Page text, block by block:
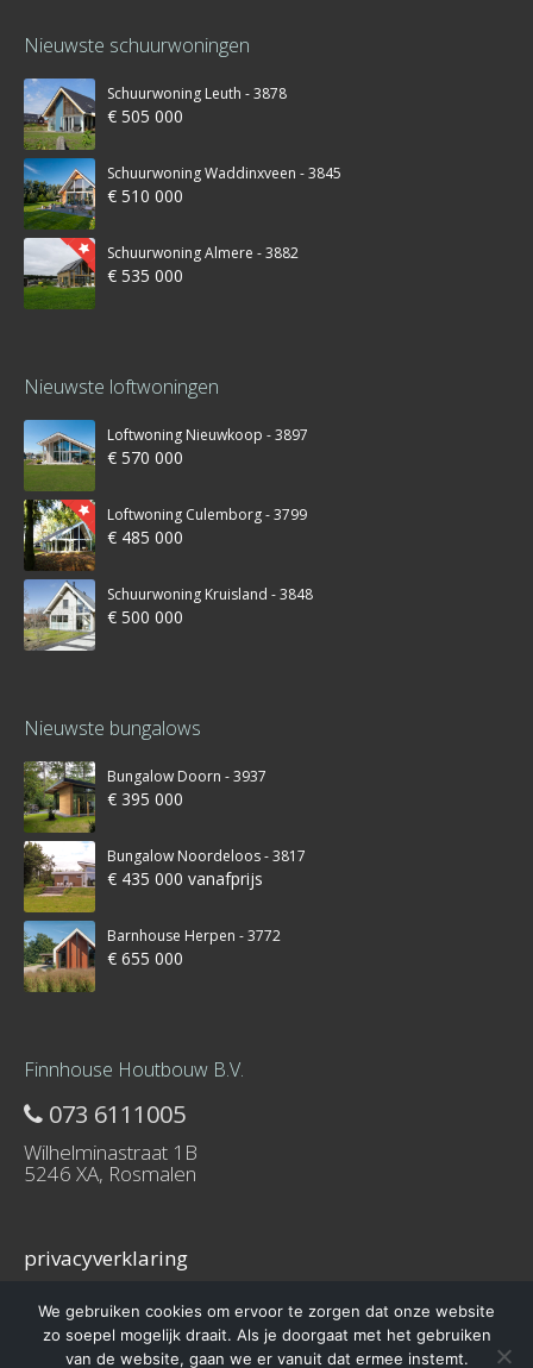
Nieuwste schuurwoningen
Schuurwoning Leuth - 3878
€ 505 000
Schuurwoning Waddinxveen - 3845
€ 510 000
Schuurwoning Almere - 3882
€ 535 000
Nieuwste loftwoningen
Loftwoning Nieuwkoop - 3897
€ 570 000
Loftwoning Culemborg - 3799
€ 485 000
Schuurwoning Kruisland - 3848
€ 500 000
Nieuwste bungalows
Bungalow Doorn - 3937
€ 395 000
Bungalow Noordeloos - 3817
€ 435 000 vanafprijs
Barnhouse Herpen - 3772
€ 655 000
Finnhouse Houtbouw B.V.
073 6111005
Wilhelminastraat 1B
5246 XA, Rosmalen
privacyverklaring
We gebruiken cookies om ervoor te zorgen dat onze website
zo soepel mogelijk draait. Als je doorgaat met het gebruiken
van de website, gaan we er vanuit dat ermee instemt.